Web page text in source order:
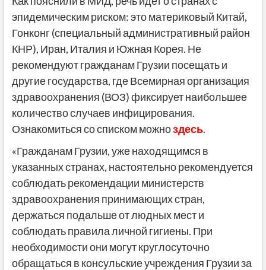
эпидемическим риском: это материковый Китай,
Гонконг (специальный административный район
КНР), Иран, Италия и Южная Корея. Не
рекомендуют гражданам Грузии посещать и
другие государства, где Всемирная организация
здравоохранения (ВОЗ) фиксирует наибольшее
количество случаев инфицирования.
Ознакомиться со списком можноздесь.
«Гражданам Грузии, уже находящимся в
указанных странах, настоятельно рекомендуется
соблюдать рекомендации министерств
здравоохранения принимающих стран,
держаться подальше от людных мест и
соблюдать правила личной гигиены. При
необходимости они могут круглосуточно
обращаться в консульские учреждения Грузии за